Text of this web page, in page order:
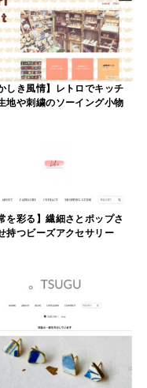
しき風情】レトロでキッチ
地や刺繍のソーイング小物
を彩る】繊細さとポップさ
持つビーズアクセサリー